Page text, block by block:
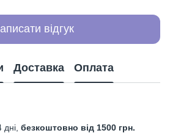
відгук
Доставка Оплата
безкоштовно від 1500 грн.